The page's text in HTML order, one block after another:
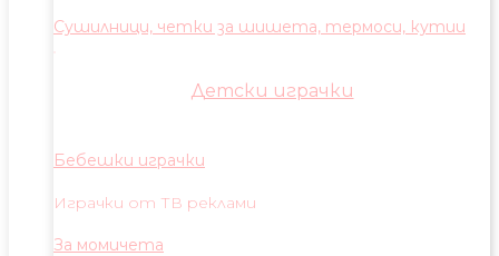
Сушилници, четки за шишета, термоси, кутии
Детски играчки
Бебешки играчки
Играчки от ТВ реклами
За момичета